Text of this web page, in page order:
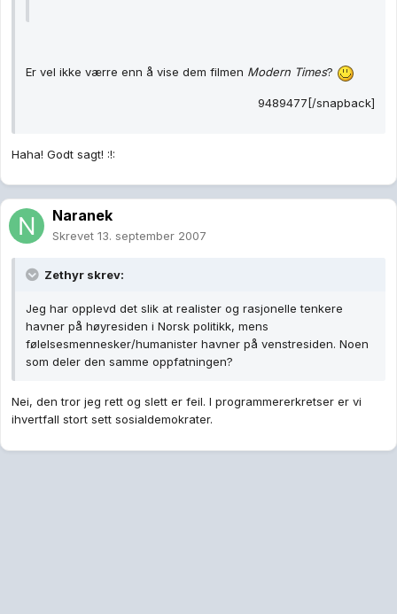
Er vel ikke værre enn å vise dem filmen Modern Times?
9489477[/snapback]
Haha! Godt sagt! :!:
Naranek
Skrevet 13. september 2007
Zethyr skrev:
Jeg har opplevd det slik at realister og rasjonelle tenkere
havner på høyresiden i Norsk politikk, mens
følelsesmennesker/humanister havner på venstresiden. Noen
som deler den samme oppfatningen?
Nei, den tror jeg rett og slett er feil. I programmererkretser er vi
ihvertfall stort sett sosialdemokrater.